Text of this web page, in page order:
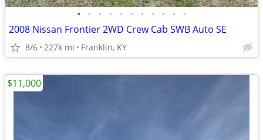
• • • • • • • • • • •
2008 Nissan Frontier 2WD Crew Cab SWB Auto SE
8/6 227k mi Franklin, KY
$11,000